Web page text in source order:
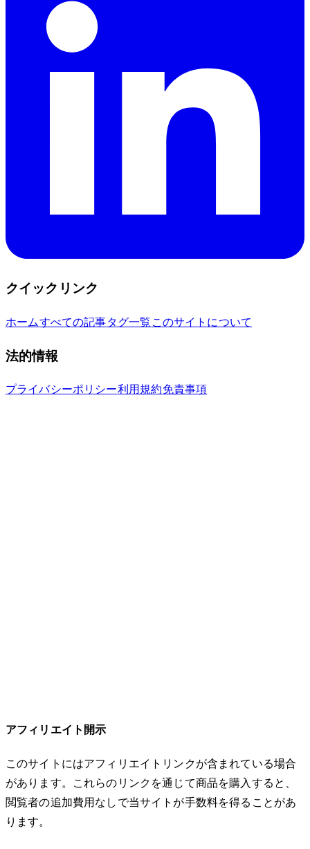
クイックリンク
ホームすべての記事タグ一覧 このサイトについて
法的情報
プライバシーポリシー利用規約免責事項
アフィリエイト開示
このサイトにはアフィリエイトリンクが含まれている場合
があります。これらのリンクを通じて商品を購入すると、
閲覧者の追加費用なしで当サイトが手数料を得ることがあ
ります。